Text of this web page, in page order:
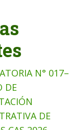
N° 017–
DE
DE